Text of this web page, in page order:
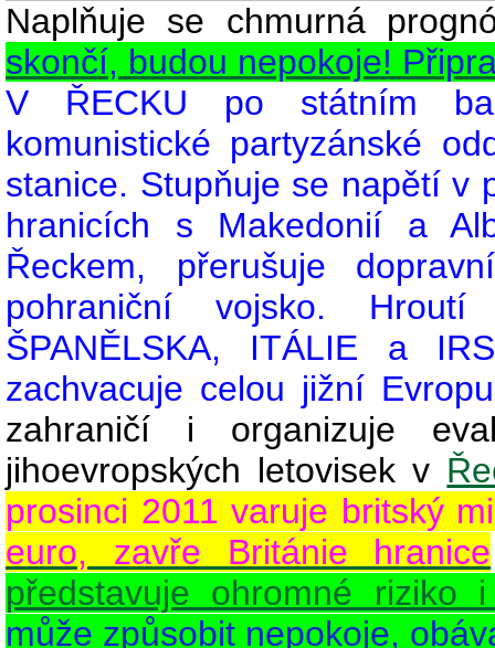
Naplňuje se chmurná
skončí, budou nepokoje!
V ŘECKU po státním
komunistické partyzánské
stanice. Stupňuje se napětí v
hranicích s Makedonií a
Řeckem, přerušuje
pohraniční vojsko. Hroutí
ŠPANĚLSKA, ITÁLIE a
zachvacuje celou jižní
zahraničí i organizuje
jihoevropských letovisek v
prosinci 2011 varuje britský
euro, zavře Británie hranice
představuje ohromné riziko
může způsobit nepokoje,